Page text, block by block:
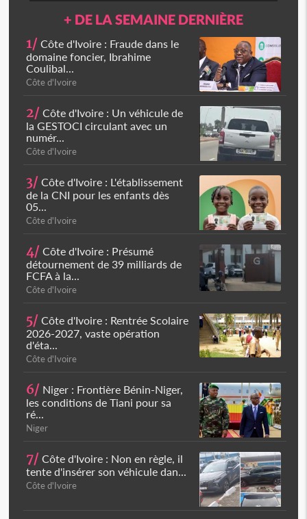
+ DE LA SEMAINE DERNIÈRE
1/ Côte d'Ivoire : Fraude dans le
domaine foncier, Ibrahime
Coulibal...
Côte d'Ivoire
2/ Côte d'Ivoire : Un véhicule de
la GESTOCI circulant avec un
numér...
Côte d'Ivoire
3/ Côte d'Ivoire : L'établissement
de la CNI pour les enfants dès
05...
Côte d'Ivoire
4/ Côte d'Ivoire : Présumé
détournement de 39 milliards de
FCFA à la...
Côte d'Ivoire
5/ Côte d'Ivoire : Rentrée Scolaire
2026-2027, vaste opération
d'éta...
Côte d'Ivoire
6/ Niger : Frontière Bénin-Niger,
les conditions de Tiani pour sa
ré...
Niger
7/ Côte d'Ivoire : Non en règle, il
tente d'insérer son véhicule dan...
Côte d'Ivoire